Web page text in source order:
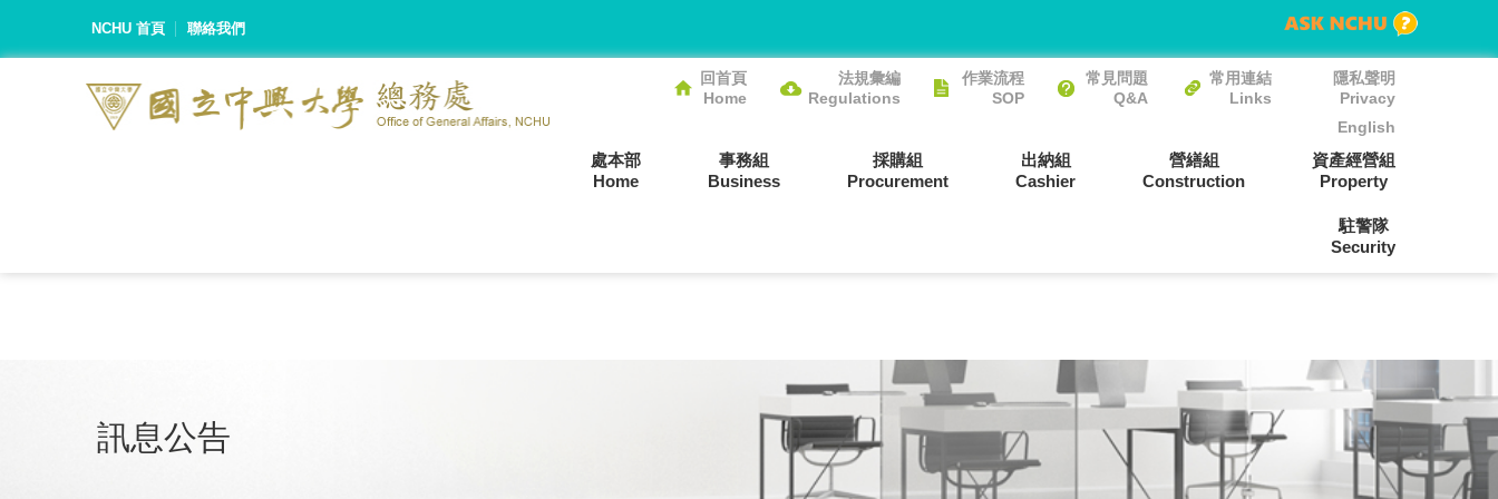
NCHU 首頁 聯絡我們
回首頁
Home
法規彙編
Regulations
作業流程
SOP
常見問題
Q&A
常用連結
Links
隱私聲明
Privacy
English
處本部
Home
事務組
Business
採購組
Procurement
出納組
Cashier
營繕組
Construction
資產經營組
Property
駐警隊
Security
訊息公告